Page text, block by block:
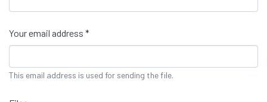
Your email address *
This email address is used for sending the file.